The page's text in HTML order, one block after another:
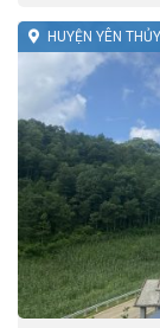
HUYỆN YÊN THỦY